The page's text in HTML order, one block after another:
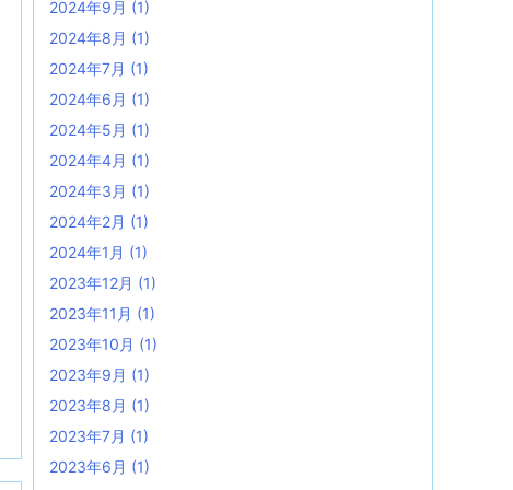
2024年9月 (1)
2024年8月 (1)
2024年7月 (1)
2024年6月 (1)
2024年5月 (1)
2024年4月 (1)
2024年3月 (1)
2024年2月 (1)
2024年1月 (1)
2023年12月 (1)
2023年11月 (1)
2023年10月 (1)
2023年9月 (1)
2023年8月 (1)
2023年7月 (1)
2023年6月 (1)